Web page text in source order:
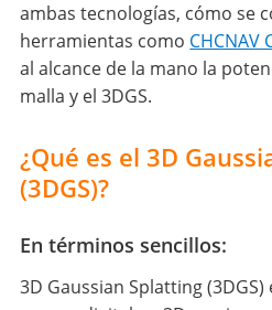
ambas tecnologías, cómo se
herramientas como CHCNAV
al alcance de la mano la
malla y el 3DGS.
¿Qué es el 3D
(3DGS)?
En términos sencillos:
3D Gaussian Splatting